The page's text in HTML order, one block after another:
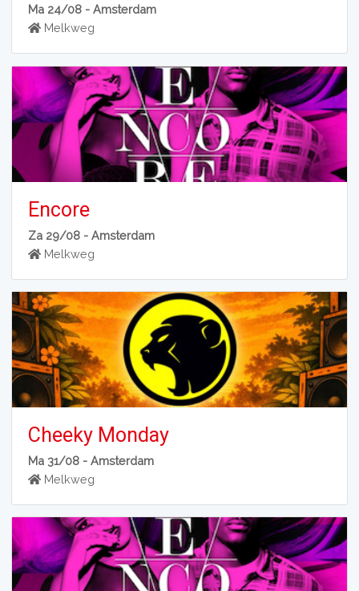
Ma 24/08 -Amsterdam
Melkweg
Encore
Za 29/08 -Amsterdam
Melkweg
Cheeky Monday
Ma 31/08 -Amsterdam
Melkweg